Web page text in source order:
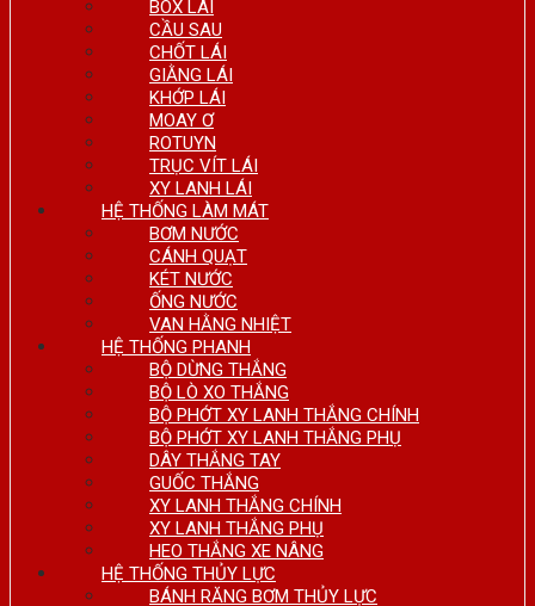
BOX LÁI
CẦU SAU
CHỐT LÁI
GIẰNG LÁI
KHỚP LÁI
MOAY Ơ
ROTUYN
TRỤC VÍT LÁI
XY LANH LÁI
HỆ THỐNG LÀM MÁT
BƠM NƯỚC
CÁNH QUẠT
KÉT NƯỚC
ỐNG NƯỚC
VAN HẰNG NHIỆT
HỆ THỐNG PHANH
BỘ DỪNG THẮNG
BỘ LÒ XO THẮNG
BỘ PHỚT XY LANH THẮNG CHÍNH
BỘ PHỚT XY LANH THẮNG PHỤ
DÂY THẮNG TAY
GUỐC THẮNG
XY LANH THẮNG CHÍNH
XY LANH THẮNG PHỤ
HEO THẮNG XE NÂNG
HỆ THỐNG THỦY LỰC
BÁNH RĂNG BƠM THỦY LỰC